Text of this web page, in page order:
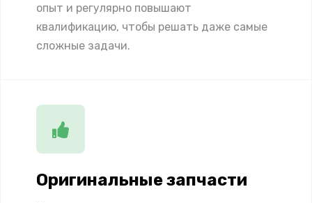
опыт и регулярно повышают
квалификацию, чтобы решать даже самые
сложные задачи.
Оригинальные запчасти